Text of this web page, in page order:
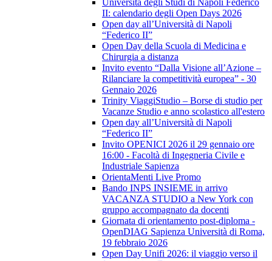
Università degli Studi di Napoli Federico
II: calendario degli Open Days 2026
Open day all’Università di Napoli
“Federico II”
Open Day della Scuola di Medicina e
Chirurgia a distanza
Invito evento “Dalla Visione all’Azione –
Rilanciare la competitività europea” - 30
Gennaio 2026
Trinity ViaggiStudio – Borse di studio per
Vacanze Studio e anno scolastico all'estero
Open day all’Università di Napoli
“Federico II”
Invito OPENICI 2026 il 29 gennaio ore
16:00 - Facoltà di Ingegneria Civile e
Industriale Sapienza
OrientaMenti Live Promo
Bando INPS INSIEME in arrivo
VACANZA STUDIO a New York con
gruppo accompagnato da docenti
Giornata di orientamento post-diploma -
OpenDIAG Sapienza Università di Roma,
19 febbraio 2026
Open Day Unifi 2026: il viaggio verso il